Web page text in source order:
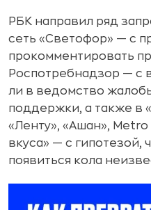
РБК направил ряд
сеть «Светофор» — с
прокомментировать
Роспотребнадзор — с
ли в ведомство
поддержки, а также в
«Ленту», «Ашан», Metro
вкуса» — с гипотезой,
появиться кола